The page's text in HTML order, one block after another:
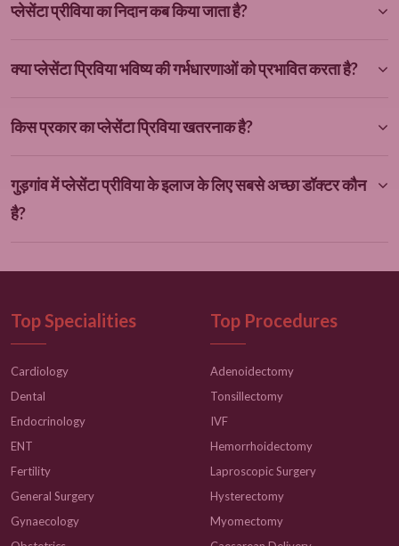
प्लेसेंटा प्रीविया का निदान कब किया जाता है?
क्या प्लेसेंटा प्रिविया भविष्य की गर्भधारणाओं को प्रभावित करता है?
किस प्रकार का प्लेसेंटा प्रिविया खतरनाक है?
गुड़गांव में प्लेसेंटा प्रीविया के इलाज के लिए सबसे अच्छा डॉक्टर कौन
है?
Top Specialities
Cardiology
Dental
Endocrinology
ENT
Fertility
General Surgery
Gynaecology
Top Procedures
Adenoidectomy
Tonsillectomy
IVF
Hemorrhoidectomy
Laproscopic Surgery
Hysterectomy
Myomectomy